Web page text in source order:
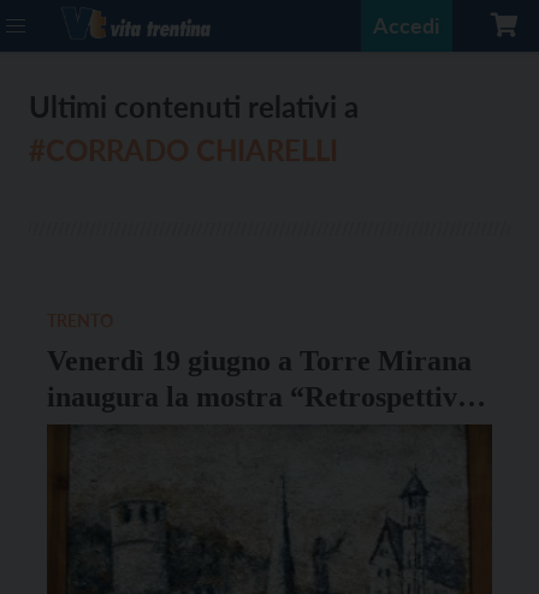
Accedi
Ultimi contenuti relativi a
Venerdì 19 giugno a Torre Mirana
inaugura la mostra “Retrospettiva
– tormento ed estasi”